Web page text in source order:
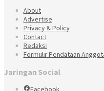
About
Advertise
Privacy & Policy
Contact
Redaksi
Formulir Pendataan
Jaringan Social
Facebook